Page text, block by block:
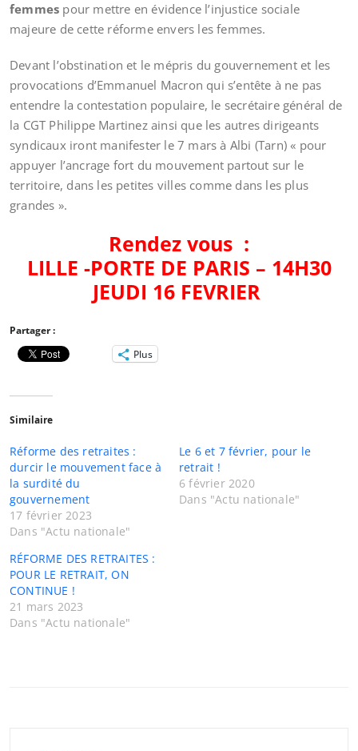
femmes pour mettre en évidence l’injustice sociale
majeure de cette réforme envers les femmes.
Devant l’obstination et le mépris du gouvernement et les
provocations d’Emmanuel Macron qui s’entête à ne pas
entendre la contestation populaire, le secrétaire général de
la CGT Philippe Martinez ainsi que les autres dirigeants
syndicaux iront manifester le 7 mars à Albi (Tarn) « pour
appuyer l’ancrage fort du mouvement partout sur le
territoire, dans les petites villes comme dans les plus
grandes ».
Rendez vous :
LILLE -PORTE DE PARIS – 14H30
JEUDI 16 FEVRIER
Partager :
Plus
Similaire
Réforme des retraites :
durcir le mouvement face à
la surdité du
gouvernement
17 février 2023
Dans "Actu nationale"
Le 6 et 7 février, pour le
retrait !
6 février 2020
Dans "Actu nationale"
RÉFORME DES RETRAITES :
POUR LE RETRAIT, ON
CONTINUE !
21 mars 2023
Dans "Actu nationale"